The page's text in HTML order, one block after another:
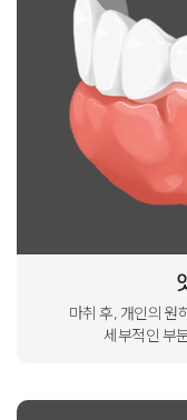
마취 후, 개인의 원
세부적인 부